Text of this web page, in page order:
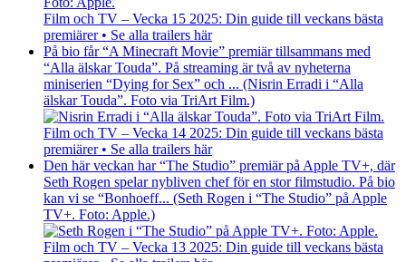
Film och TV – Vecka 15 2025: Din guide till veckans bästa
premiärer • Se alla trailers här
På bio får “A Minecraft Movie” premiär tillsammans med
“Alla älskar Touda”. På streaming är två av nyheterna
miniserien “Dying for Sex” och ... (Nisrin Erradi i “Alla
älskar Touda”. Foto via TriArt Film.)
Film och TV – Vecka 14 2025: Din guide till veckans bästa
premiärer • Se alla trailers här
Den här veckan har “The Studio” premiär på Apple TV+, där
Seth Rogen spelar nybliven chef för en stor filmstudio. På bio
kan vi se “Bonhoeff... (Seth Rogen i “The Studio” på Apple
TV+. Foto: Apple.)
Film och TV – Vecka 13 2025: Din guide till veckans bästa